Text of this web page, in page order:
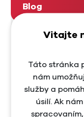
Blog
AI marketing
Content
Copywriting
Vitajte
Táto stránka
nám
služby a
úsilí. Ak